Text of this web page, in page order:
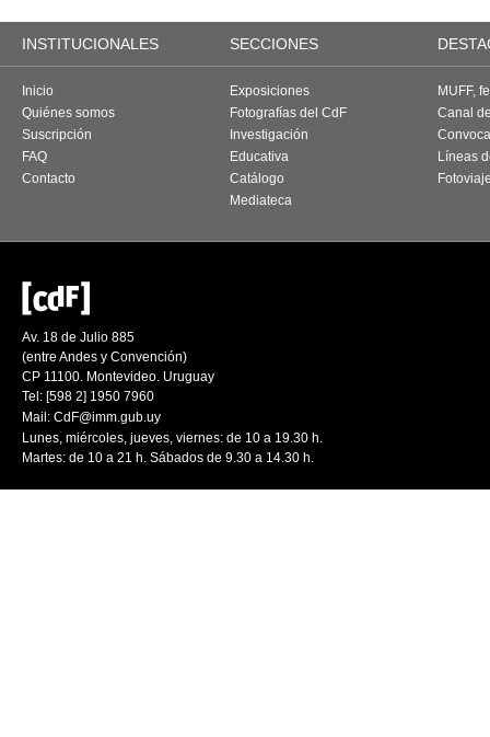
INSTITUCIONALES SECCIONES
Inicio
Quiénes somos
Suscripción
FAQ
Contacto
Exposiciones
Fotografías del CdF
Investigación
Educativa
Catálogo
Mediateca
MUFF,
Canal
Líneas
Av. 18 de Julio 885
(entre Andes y Convención)
CP 11100. Montevideo. Uruguay
Tel: [598 2] 1950 7960
Mail: CdF@imm.gub.uy
Lunes, miércoles, jueves, viernes: de 10 a 19.30 h.
Martes: de 10 a 21 h. Sábados de 9.30 a 14.30 h.